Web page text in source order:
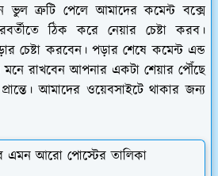
ত্রুটি পেলে আমাদের কমেন্ট বক্সে
ঠিক করে নেয়ার চেষ্টা করব।
চেষ্টা করবেন। পড়ার শেষে কমেন্ট এন্ড
রাখবেন আপনার একটা শেয়ার পৌঁছে
আমাদের ওয়েবসাইটে থাকার জন্য
এমন আরো পোস্টের তালিকা